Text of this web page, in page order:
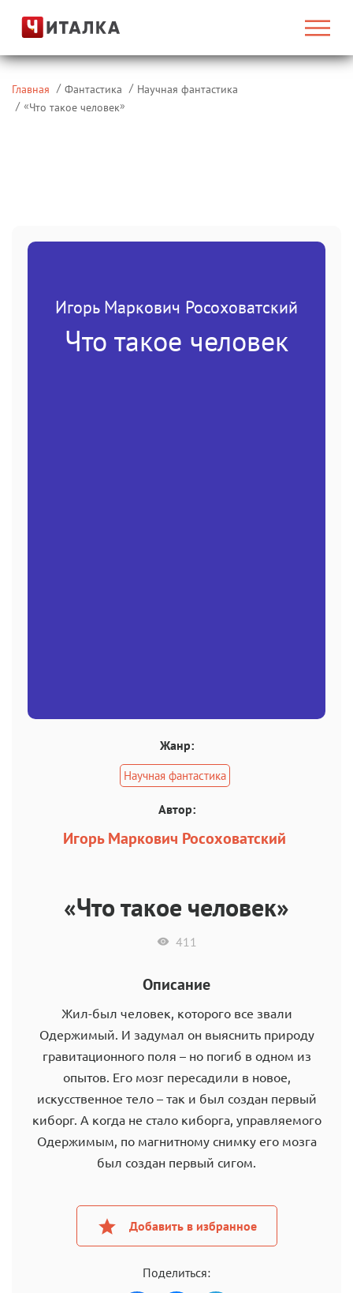
Главная Фантастика
Научная фантастика
«Что такое человек»
Игорь Маркович Росоховатский
Что такое человек
Жанр:
Научная фантастика
Автор:
Игорь Маркович Росоховатский
«Что такое человек»
411
Описание
Жил-был человек, которого все звали
Одержимый. И задумал он выяснить природу
гравитационного поля – но погиб в одном из
опытов. Его мозг пересадили в новое,
искусственное тело – так и был создан первый
киборг. А когда не стало киборга, управляемого
Одержимым, по магнитному снимку его мозга
был создан первый сигом.
Добавить в избранное
Поделиться: